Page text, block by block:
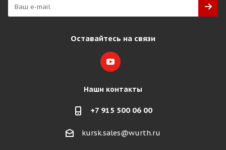
Оставайтесь на связи
Наши контакты
+7 915 500 06 00
kursk.sales@wurth.ru